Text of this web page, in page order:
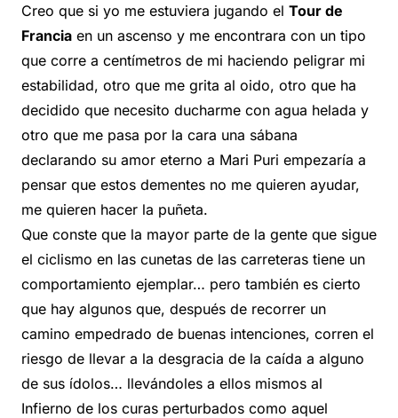
Creo que si yo me estuviera jugando el Tour de
Francia en un ascenso y me encontrara con un tipo
que corre a centímetros de mi haciendo peligrar mi
estabilidad, otro que me grita al oido, otro que ha
decidido que necesito ducharme con agua helada y
otro que me pasa por la cara una sábana
declarando su amor eterno a Mari Puri empezaría a
pensar que estos dementes no me quieren ayudar,
me quieren hacer la puñeta.
Que conste que la mayor parte de la gente que sigue
el ciclismo en las cunetas de las carreteras tiene un
comportamiento ejemplar… pero también es cierto
que hay algunos que, después de recorrer un
camino empedrado de buenas intenciones, corren el
riesgo de llevar a la desgracia de la caída a alguno
de sus ídolos… llevándoles a ellos mismos al
Infierno de los curas perturbados como aquel